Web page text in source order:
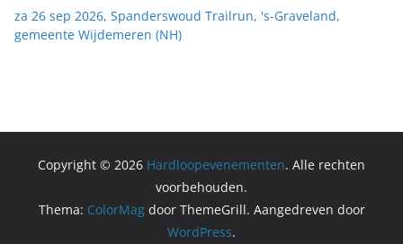
za 26 sep 2026, Spanderswoud Trailrun, 's-Graveland,
gemeente Wijdemeren (NH)
Copyright © 2026 Hardloopevenementen. Alle rechten
voorbehouden.
Thema: ColorMagdoor ThemeGrill. Aangedreven door
WordPress.